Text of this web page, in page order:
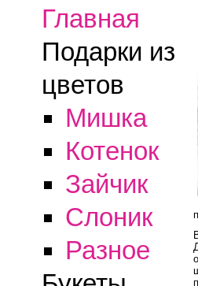
Главная
Подарки из
цветов
Мишка
Котенок
Зайчик
Слоник
Разное